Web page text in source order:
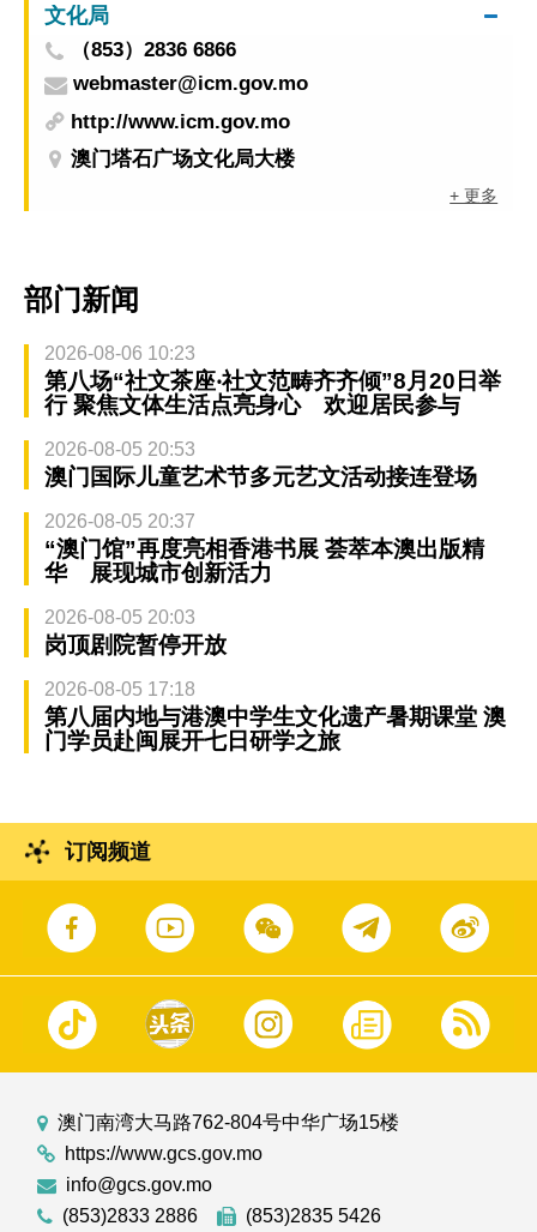
文化局
（853）2836 6866
webmaster@icm.gov.mo
http://www.icm.gov.mo
澳门塔石广场文化局大楼
+ 更多
部门新闻
2026-08-06 10:23
第八场“社文茶座‧社文范畴齐齐倾”8月20日举
行 聚焦文体生活点亮身心 欢迎居民参与
2026-08-05 20:53
澳门国际儿童艺术节多元艺文活动接连登场
2026-08-05 20:37
“澳门馆”再度亮相香港书展 荟萃本澳出版精
华 展现城市创新活力
2026-08-05 20:03
岗顶剧院暂停开放
2026-08-05 17:18
第八届内地与港澳中学生文化遗产暑期课堂 澳
门学员赴闽展开七日研学之旅
订阅频道
澳门南湾大马路762-804号中华广场15楼
https://www.gcs.gov.mo
info@gcs.gov.mo
(853)2833 2886
(853)2835 5426